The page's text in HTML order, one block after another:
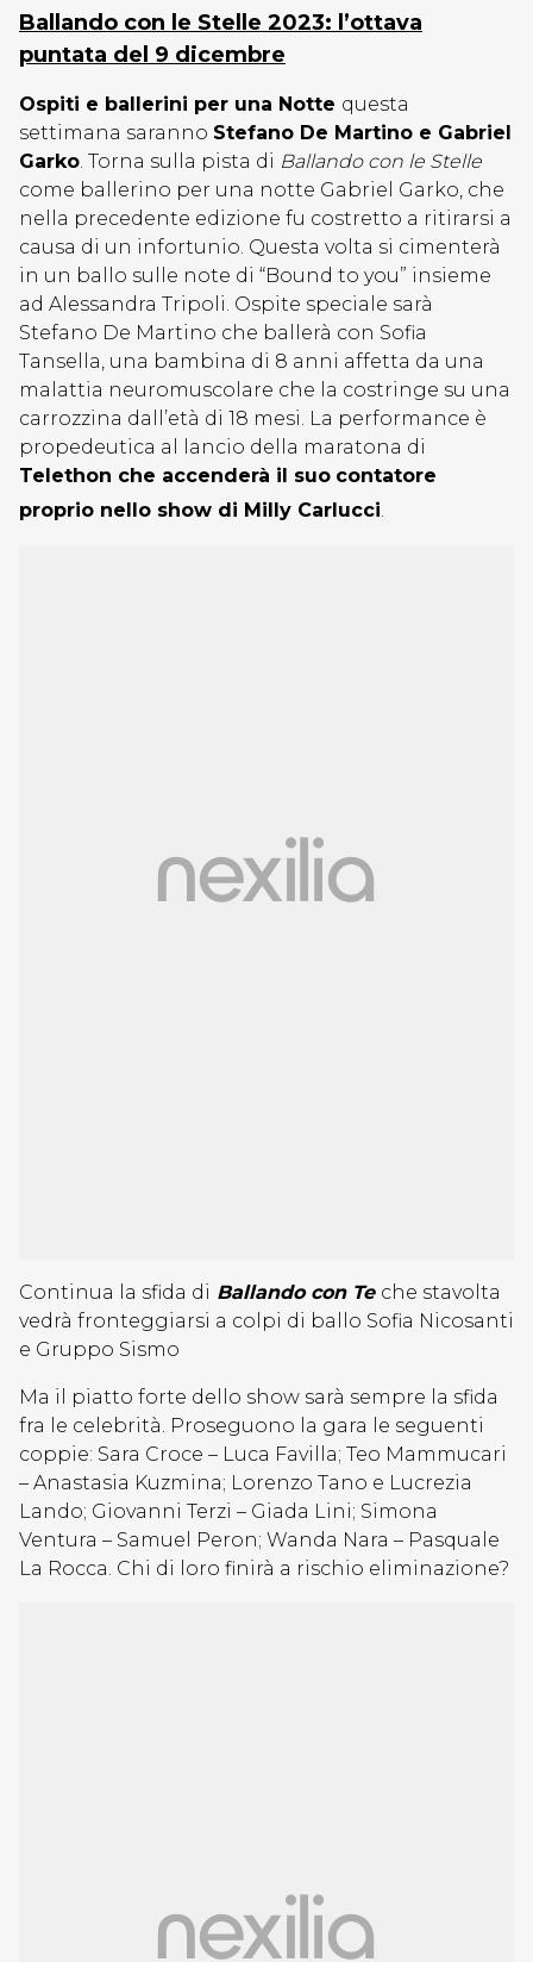
Ballando con le Stelle 2023: l’ottava
puntata del 9 dicembre
Ospiti e ballerini per una Notte questa
settimana saranno Stefano De Martino e Gabriel
Garko. Torna sulla pista di Ballando con le Stelle
come ballerino per una notte Gabriel Garko, che
nella precedente edizione fu costretto a ritirarsi a
causa di un infortunio. Questa volta si cimenterà
in un ballo sulle note di “Bound to you” insieme
ad Alessandra Tripoli. Ospite speciale sarà
Stefano De Martino che ballerà con Sofia
Tansella, una bambina di 8 anni affetta da una
malattia neuromuscolare che la costringe su una
carrozzina dall’età di 18 mesi. La performance è
propedeutica al lancio della maratona di
Telethon che accenderà il suo contatore
proprio nello show di Milly Carlucci.
Continua la sfida di Ballando con Te che stavolta
vedrà fronteggiarsi a colpi di ballo Sofia Nicosanti
e Gruppo Sismo
Ma il piatto forte dello show sarà sempre la sfida
fra le celebrità. Proseguono la gara le seguenti
coppie: Sara Croce – Luca Favilla; Teo Mammucari
– Anastasia Kuzmina; Lorenzo Tano e Lucrezia
Lando; Giovanni Terzi – Giada Lini; Simona
Ventura – Samuel Peron; Wanda Nara – Pasquale
La Rocca. Chi di loro finirà a rischio eliminazione?